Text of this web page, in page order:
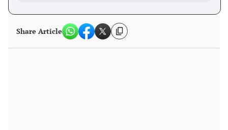
Share Article